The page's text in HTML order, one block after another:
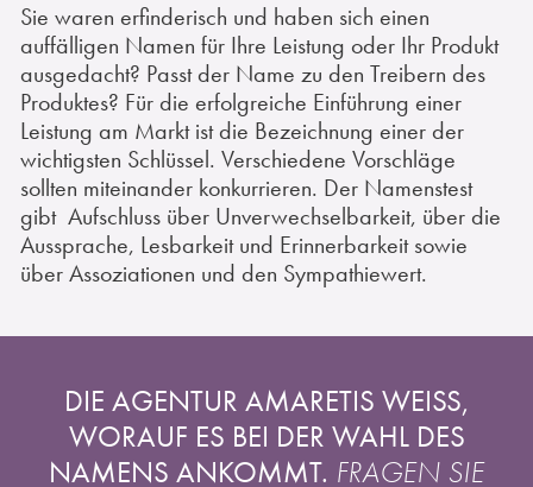
Sie waren erfinderisch und haben sich einen
auffälligen Namen für Ihre Leistung oder Ihr Produkt
ausgedacht? Passt der Name zu den Treibern des
Produktes? Für die erfolgreiche Einführung einer
Leistung am Markt ist die Bezeichnung einer der
wichtigsten Schlüssel. Verschiedene Vorschläge
sollten miteinander konkurrieren. Der Namenstest
gibt Aufschluss über Unverwechselbarkeit, über die
Aussprache, Lesbarkeit und Erinnerbarkeit sowie
über Assoziationen und den Sympathiewert.
DIE AGENTUR AMARETIS WEISS, W
ORAUF ES BEI DER WAHL DES N
AMENS ANKOMMT. FRAGEN SIE